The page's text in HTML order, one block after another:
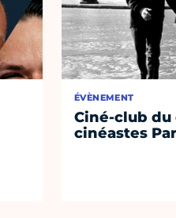
ÉVÈNEMENT
Ciné-club du
cinéastes